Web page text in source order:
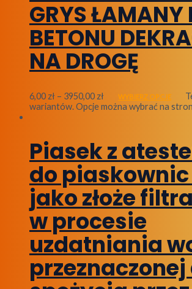
GRYS ŁAMANY
BETONU
NA DROGĘ
6,00 zł – 3950,00 zł WYBIERZ OPCJE
wariantów. Opcje można wybrać na
Piasek z
do
jako złoże
w procesie
uzdatniania
przeznaczonej